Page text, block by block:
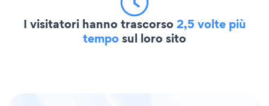
I visitatori hanno trascorso2,5 volte più
temposul loro sito